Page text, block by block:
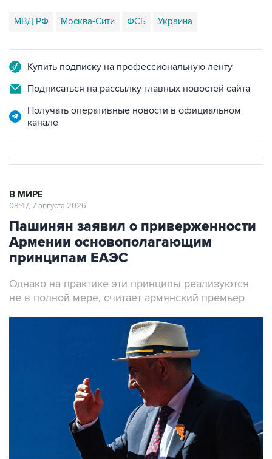
МВД РФ Москва-Сити ФСБ Украина
Купить подписку на профессиональную ленту
Подписаться на рассылку главных новостей сайта
Получать оперативные новости в официальном
канале
В МИРЕ
08:47, 7 августа 2026
Пашинян заявил о приверженности
Армении основополагающим
принципам ЕАЭС
Однако на практике эти принципы реализуются
не в полной мере, считает армянский премьер